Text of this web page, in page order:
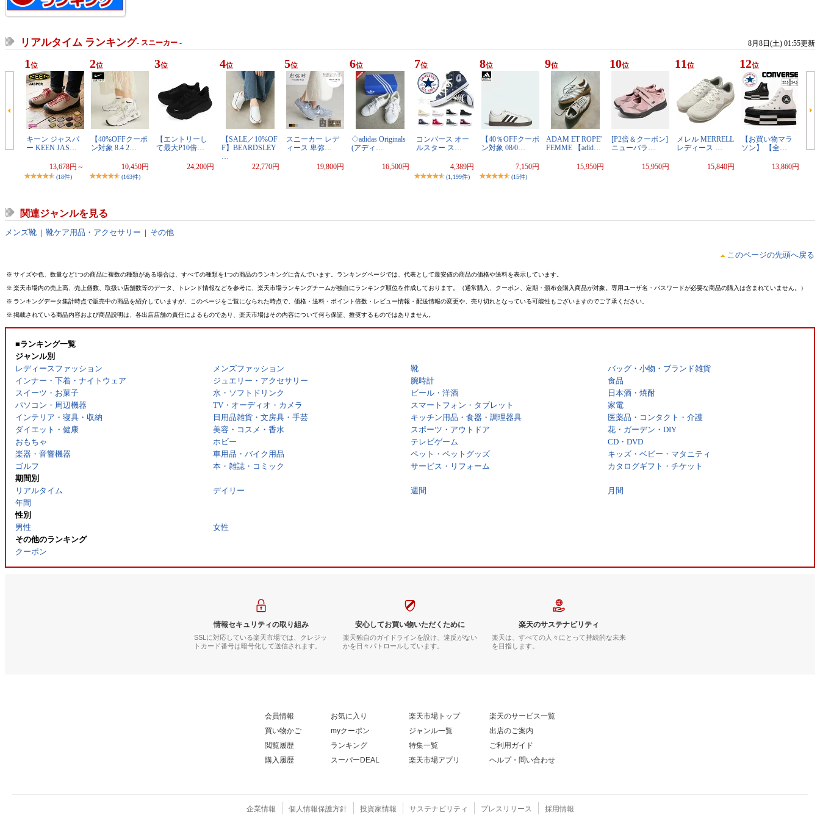
リアルタイム ランキング- スニーカー - 8月8日(土) 01:55更新
1 位
キーン ジャスパ
ー KEEN JAS…
13,678円～
(18件)
2位
【40%OFFクーポ
ン対象 8.4 2…
10,450円
(163件)
3位
【エントリーし
て最大P10倍…
24,200円
4位
【SALE／10%OF
F】BEARDSLEY
22,770円
5位
スニーカー レデ
ィース 卑弥…
19,800円
6位
◇adidas Originals
(アディ…
16,500円
7位
コンバース オー
ルスター ス…
4,389円
(1,199件)
8位
【40％OFFクーポ
ン対象 08/0…
7,150円
(15件)
9位
ADAM ET ROPE'
FEMME 【adid…
15,950円
10位
[P2倍＆クーポン]
ニューバラ…
15,950円
11 位
メレル MERRELL
レディース …
15,840円
12位
【お買い物マラ
ソン】 【全…
13,860円
関連ジャンルを見る
メンズ靴 | 靴ケア用品・アクセサリー | その他
このページの先頭へ戻る
※ サイズや色、数量など1つの商品に複数の種類がある場合は、すべての種類を1つの商品のランキングに含んでいます。ランキングページでは、代表として最安値の商品の価格や送料を表示しています。
※ 楽天市場内の売上高、売上個数、取扱い店舗数等のデータ、トレンド情報などを参考に、楽天市場ランキングチームが独自にランキング順位を作成しております。（通常購入、クーポン、定期・頒布会購入商品が対象。専用ユーザ名・パスワードが必要な商品の購入は含まれていません。）
※ ランキングデータ集計時点で販売中の商品を紹介していますが、このページをご覧になられた時点で、価格・送料・ポイント倍数・レビュー情報・配送情報の変更や、売り切れとなっている可能性もございますのでご了承ください。
※ 掲載されている商品内容および商品説明は、各出店店舗の責任によるものであり、楽天市場はその内容について何ら保証、推奨するものではありません。
■ランキング一覧
ジャンル別
レディースファッション
メンズファッション 靴
バッグ・小物・ブランド雑貨
インナー・下着・ナイトウェア
ジュエリー・アクセサリー 腕時計
食品
スイーツ・お菓子
水・ソフトドリンク ビール・洋酒
日本酒・焼酎
パソコン・周辺機器
TV・オーディオ・カメラ スマートフォン・タブレット
家電
インテリア・寝具・収納
日用品雑貨・文房具・手芸 キッチン用品・食器・調理器具
医薬品・コンタクト・介護
ダイエット・健康
美容・コスメ・香水 スポーツ・アウトドア
花・ガーデン・DIY
おもちゃ
ホビー テレビゲーム
CD・DVD
楽器・音響機器
車用品・バイク用品 ペット・ペットグッズ
キッズ・ベビー・マタニティ
ゴルフ
本・雑誌・コミック サービス・リフォーム
カタログギフト・チケット
期間別
リアルタイム
デイリー 週間
月間
年間
性別
男性
女性
その他のランキング
クーポン
情報セキュリティの取り組み
SSLに対応している楽天市場では、クレジッ
トカード番号は暗号化して送信されます。
安心してお買い物いただくために
楽天独自のガイドラインを設け、違反がない
かを日々パトロールしています。
楽天のサステナビリティ
楽天は、すべての人々にとって持続的な未来
を目指します。
会員情報
買い物かご
閲覧履歴
購入履歴
お気に入り
myクーポン
ランキング
スーパーDEAL
楽天市場トップ
ジャンル一覧
特集一覧
楽天市場アプリ
楽天のサービス一覧
出店のご案内
ご利用ガイド
ヘルプ・問い合わせ
企業情報 個人情報保護方針 投資家情報 サステナビリティ プレスリリース 採用情報